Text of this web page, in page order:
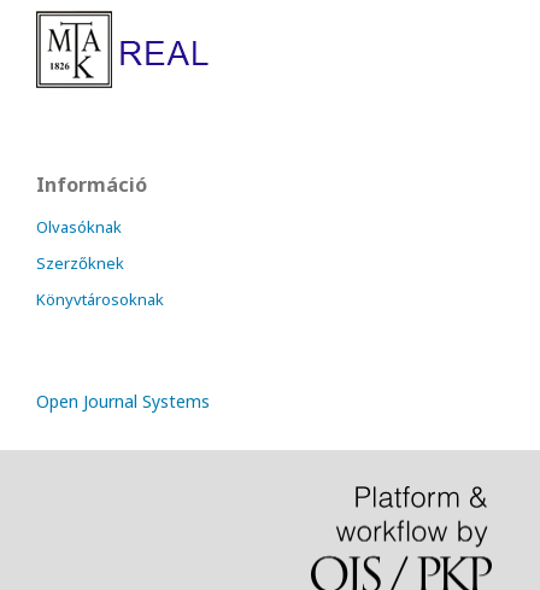
Információ
Olvasóknak
Szerzőknek
Könyvtárosoknak
Open Journal Systems